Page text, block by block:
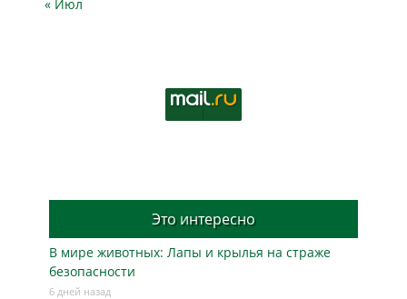
« Июл
Это интересно
В мире животных: Лапы и крылья на страже
безопасности
6 дней назад